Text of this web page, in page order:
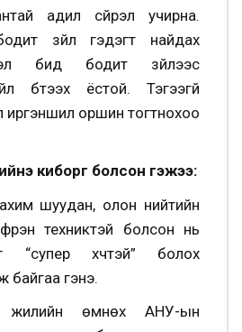
адил сүйрэл учирна.
зүйл гэдэгт найдах
бид бодит зүйлээс
бүтээх ёстой. Тэгээгүй
иргэншил оршин тогтнохоо
киборг болсон гэжээ:
шуудан, олон нийтийн
техниктэй болсон нь
“супер хүчтэй” болох
байгаа гэнэ.
жилийн өмнөх АНУ-ын